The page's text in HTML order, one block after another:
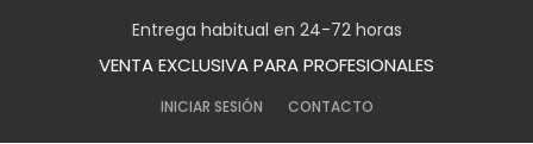
Entrega habitual en 24-72 horas
VENTA EXCLUSIVA PARA PROFESIONALES
INICIAR SESIÓN CONTACTO